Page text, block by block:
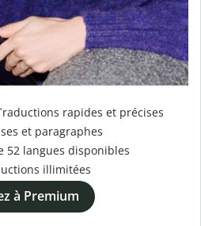
rapides et précises
et paragraphes
52 langues disponibles
illimitées
à Premium